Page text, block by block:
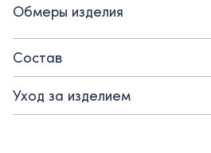
- на подкладке из поливискозы
- застежка на прорезные петли и
- хлястик с пряжкой для регулировки
Обмеры изделия
Состав
Уход за изделием